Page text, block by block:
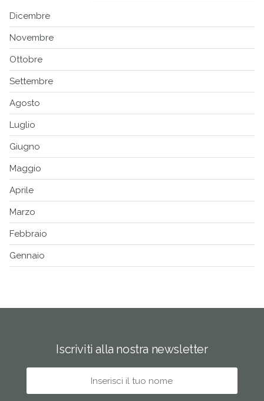
Dicembre
Novembre
Ottobre
Settembre
Agosto
Luglio
Giugno
Maggio
Aprile
Marzo
Febbraio
Gennaio
Iscriviti alla nostra newsletter